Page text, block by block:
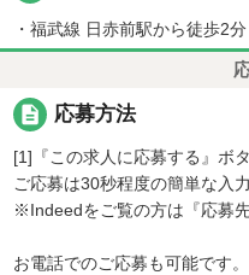
・福武線 日赤前駅から徒歩2分
description 応募方法
[1]『この求人に応募する』ボ
ご応募は30秒程度の簡単な入
※Indeedをご覧の方は『応募
お電話でのご応募も可能です。